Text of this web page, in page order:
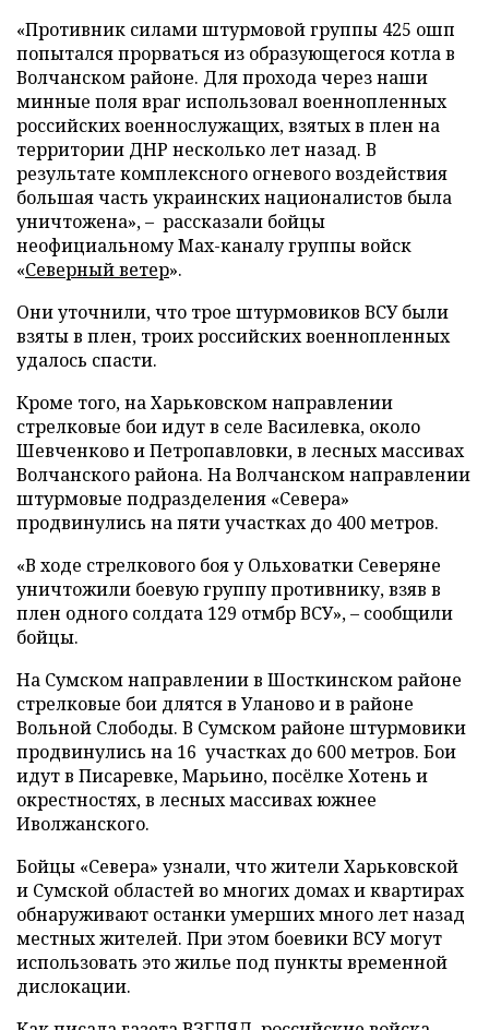
«Противник силами штурмовой группы 425 ошп
попытался прорваться из образующегося котла в
Волчанском районе. Для прохода через наши
минные поля враг использовал военнопленных
российских военнослужащих, взятых в плен на
территории ДНР несколько лет назад. В
результате комплексного огневого воздействия
большая часть украинских националистов была
уничтожена», – рассказали бойцы
неофициальному Max-каналу группы войск
«Северный ветер».
Они уточнили, что трое штурмовиков ВСУ были
взяты в плен, троих российских военнопленных
удалось спасти.
Кроме того, на Харьковском направлении
стрелковые бои идут в селе Василевка, около
Шевченково и Петропавловки, в лесных массивах
Волчанского района. На Волчанском направлении
штурмовые подразделения «Севера»
продвинулись на пяти участках до 400 метров.
«В ходе стрелкового боя у Ольховатки Северяне
уничтожили боевую группу противнику, взяв в
плен одного солдата 129 отмбр ВСУ», – сообщили
бойцы.
На Сумском направлении в Шосткинском районе
стрелковые бои длятся в Уланово и в районе
Вольной Слободы. В Сумском районе штурмовики
продвинулись на 16 участках до 600 метров. Бои
идут в Писаревке, Марьино, посёлке Хотень и
окрестностях, в лесных массивах южнее
Иволжанского.
Бойцы «Севера» узнали, что жители Харьковской
и Сумской областей во многих домах и квартирах
обнаруживают останки умерших много лет назад
местных жителей. При этом боевики ВСУ могут
использовать это жилье под пункты временной
дислокации.